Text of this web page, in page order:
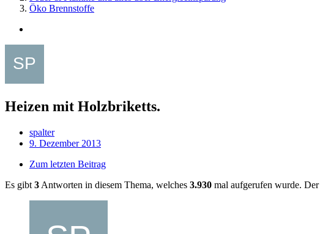
Öko Brennstoffe
Heizen mit Holzbriketts.
spalter
9. Dezember 2013
Zum letzten Beitrag
Es gibt 3 Antworten in diesem Thema, welches 3.930 mal aufgerufen wurde. Der